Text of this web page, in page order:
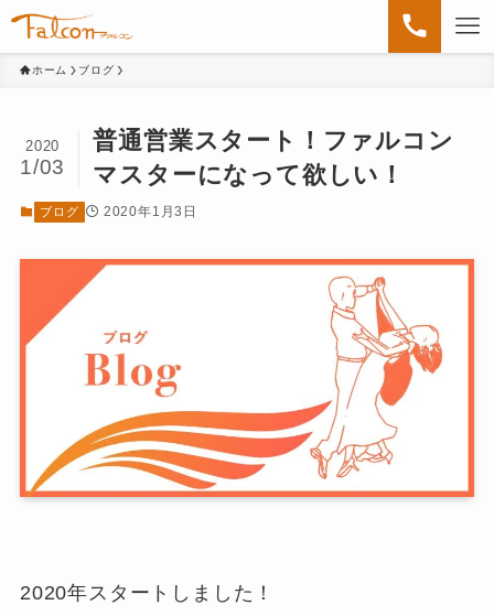
ホーム ブログ
普通営業スタート！ファルコン
マスターになって欲しい！
2020
1/03
ブログ 2020年1月3日
2020年スタートしました！